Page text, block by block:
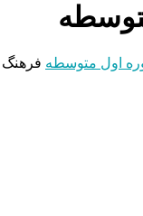
اول متوسطه فرهنگ